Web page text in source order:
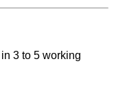
3 to 5 working